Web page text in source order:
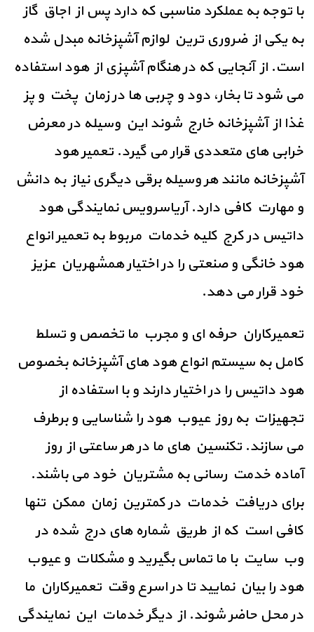
با توجه به عملکرد مناسبی که دارد پس از اجاق گاز
به یکی از ضروری ترین لوازم آشپزخانه مبدل شده
است. از آنجایی که در هنگام آشپزی از هود استفاده
می شود تا بخار، دود و چربی ها در زمان پخت و پز
غذا از آشپزخانه خارج شوند این وسیله در معرض
خرابی های متعددی قرار می گیرد. تعمیر هود
آشپزخانه مانند هر وسیله برقی دیگری نیاز به دانش
و مهارت کافی دارد. آریاسرویس نمایندگی هود
داتیس در کرج کلیه خدمات مربوط به تعمیر انواع
هود خانگی و صنعتی را در اختیار همشهریان عزیز
خود قرار می دهد.
تعمیرکاران حرفه ای و مجرب ما تخصص و تسلط
کامل به سیستم انواع هود های آشپزخانه بخصوص
هود داتیس را در اختیار دارند و با استفاده از
تجهیزات به روز عیوب هود را شناسایی و برطرف
می سازند. تکنسین های ما در هر ساعتی از روز
آماده خدمت رسانی به مشتریان خود می باشند.
برای دریافت خدمات در کمترین زمان ممکن تنها
کافی است که از طریق شماره های درج شده در
وب سایت با ما تماس بگیرید و مشکلات و عیوب
هود را بیان نمایید تا در اسرع وقت تعمیرکاران ما
در محل حاضر شوند. از دیگر خدمات این نمایندگی